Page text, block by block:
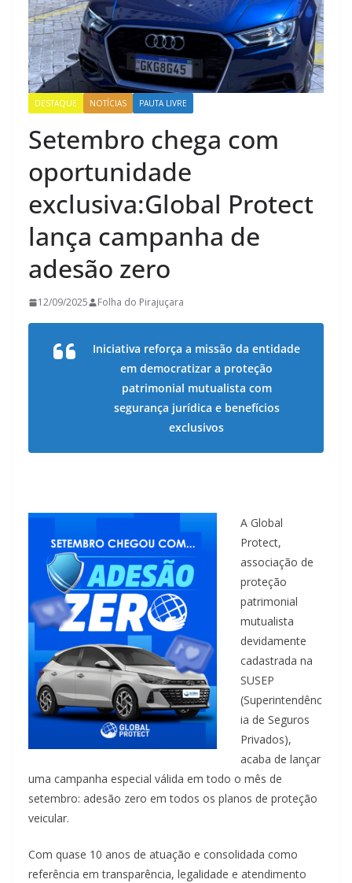
DESTAQUE NOTÍCIAS PAUTA LIVRE
Setembro chega com
oportunidade
exclusiva:Global Protect
lança campanha de
adesão zero
12/09/2025 Folha do Pirajuçara
Iniciativa reforça a missão da entidade
em democratizar a proteção
patrimonial mutualista com
segurança jurídica e benefícios
exclusivos
A Global
Protect,
associação de
proteção
patrimonial
mutualista
devidamente
cadastrada na
SUSEP
(Superintendênc
ia de Seguros
Privados),
acaba de lançar
uma campanha especial válida em todo o mês de
setembro: adesão zero em todos os planos de proteção
veicular.
Com quase 10 anos de atuação e consolidada como
referência em transparência, legalidade e atendimento